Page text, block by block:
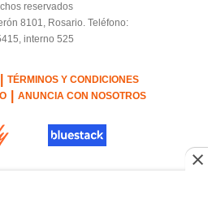
reservados
8101, Rosario. Teléfono:
interno 525
TÉRMINOS Y CONDICIONES
ANUNCIA CON NOSOTROS